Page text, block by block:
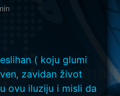
( koju glumi
zavidan život
ovu iluziju i misli da